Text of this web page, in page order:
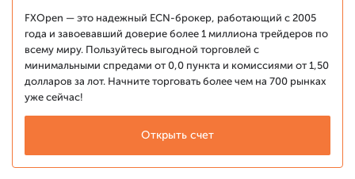
FXOpen — это надежный ECN-брокер, работающий с 2005
года и завоевавший доверие более 1 миллиона трейдеров по
всему миру. Пользуйтесь выгодной торговлей с
минимальными спредами от 0,0 пункта и комиссиями от 1,50
долларов за лот. Начните торговать более чем на 700 рынках
уже сейчас!
Открыть счет